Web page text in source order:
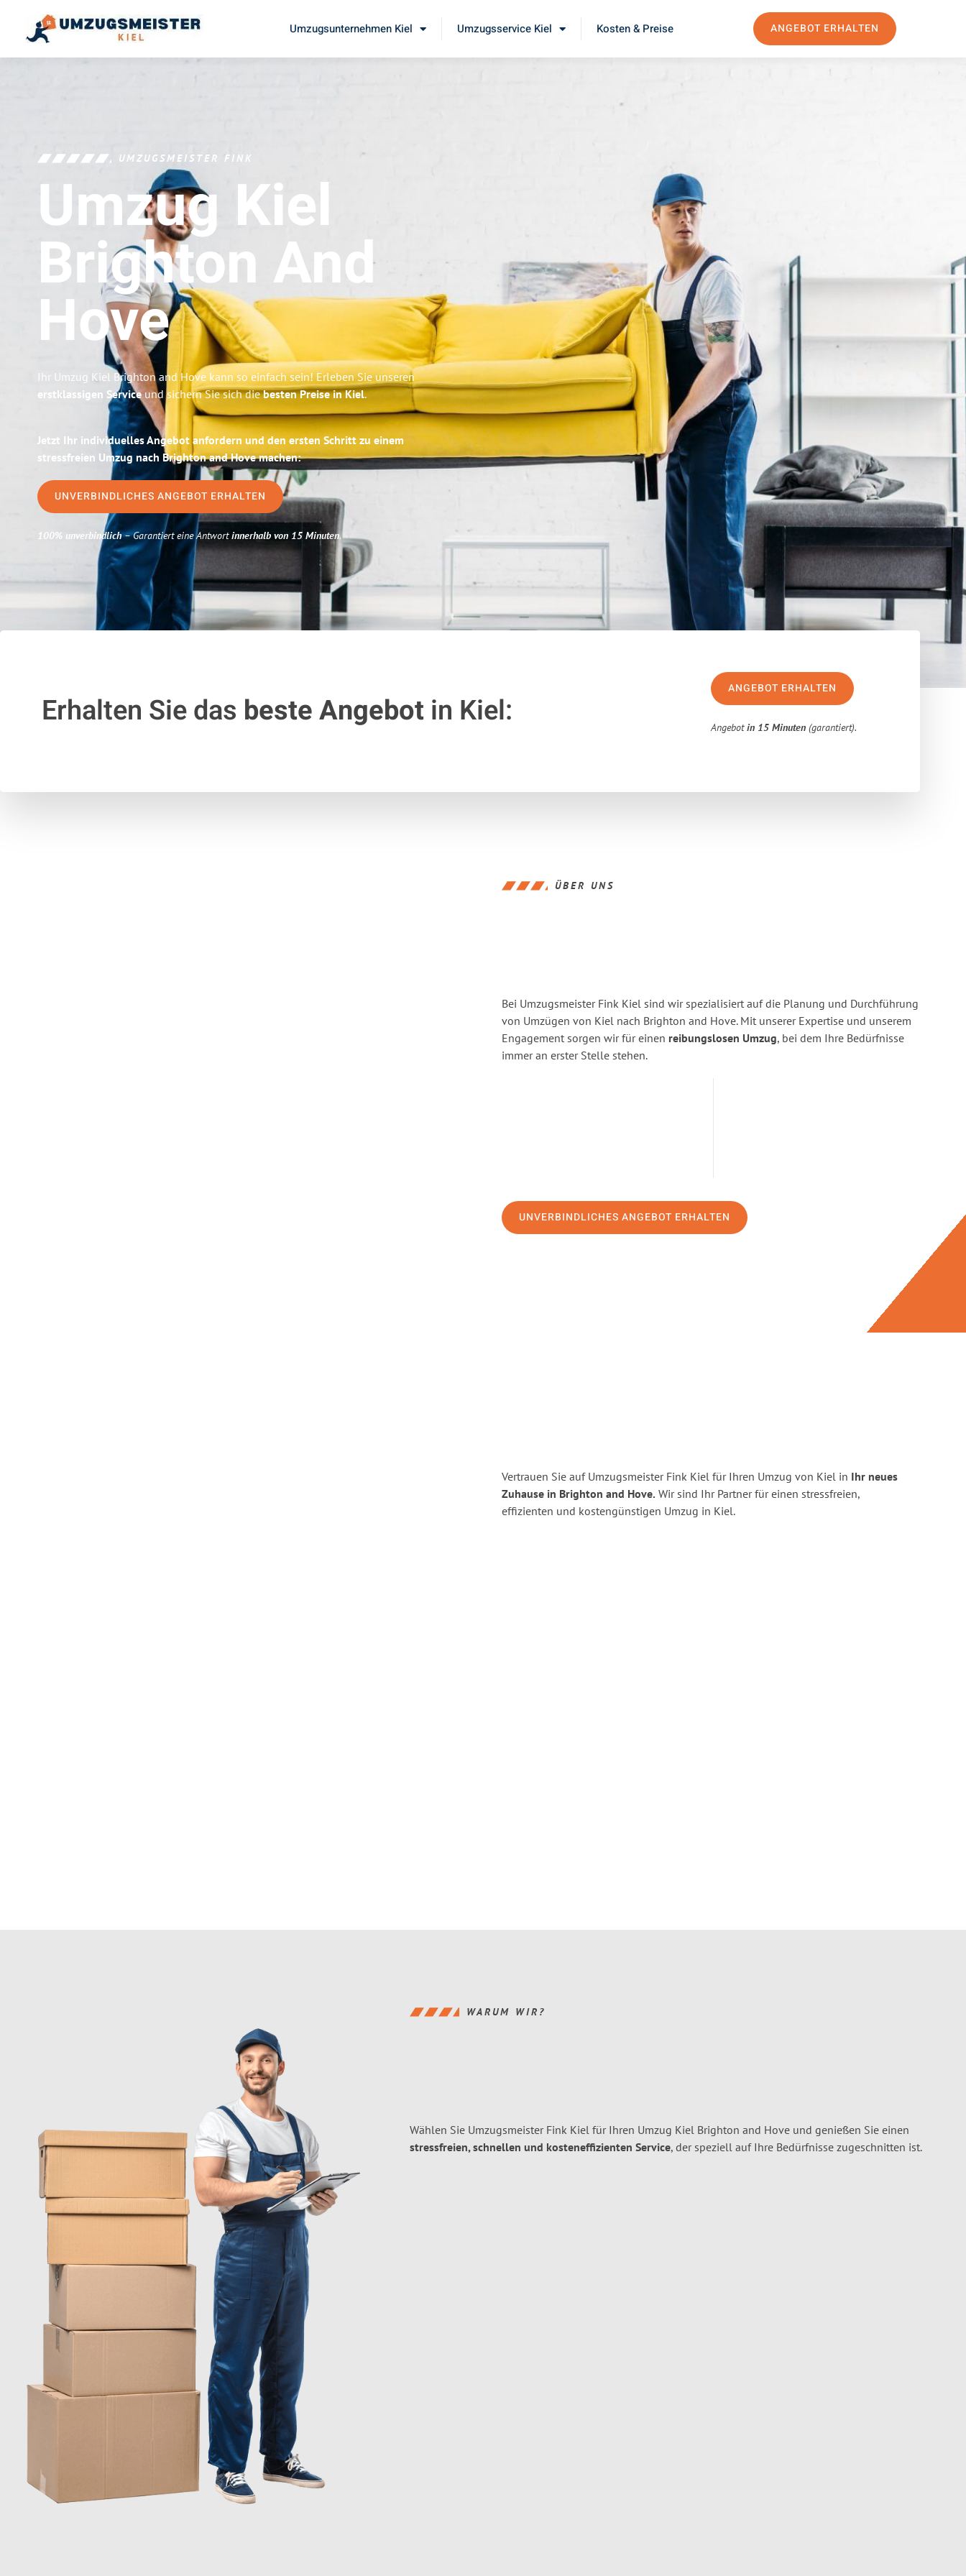
Umzugsunternehmen Kiel Umzugsservice Kiel Kosten & Preise ANGEBOT ERHALTEN
UMZUGSMEISTER FINK
Umzug Kiel
Brighton And
Hove
Ihr Umzug Kiel Brighton and Hove kann so einfach sein! Erleben Sie unseren
erstklassigen Serviceund sichern Sie sich diebesten Preise in Kiel.
Jetzt Ihr individuelles Angebot anfordern und den ersten Schritt zu einem
stressfreien Umzug nach Brighton and Hove machen:
UNVERBINDLICHES ANGEBOT ERHALTEN
100% unverbindlich– Garantiert eine Antwortinnerhalb von 15 Minuten.
Erhalten Sie das beste Angebotin Kiel:
ANGEBOT ERHALTEN
Angebotin 15 Minuten (garantiert).
ÜBER UNS
Bei Umzugsmeister Fink Kiel sind wir spezialisiert auf die Planung und Durchführung
von Umzügen von Kiel nach Brighton and Hove. Mit unserer Expertise und unserem
Engagement sorgen wir für einen reibungslosen Umzug, bei dem Ihre Bedürfnisse
immer an erster Stelle stehen.
UNVERBINDLICHES ANGEBOT ERHALTEN
Vertrauen Sie auf Umzugsmeister Fink Kiel für Ihren Umzug von Kiel in Ihr neues
Zuhause in Brighton and Hove. Wir sind Ihr Partner für einen stressfreien,
effizienten und kostengünstigen Umzug in Kiel.
WARUM WIR?
Wählen Sie Umzugsmeister Fink Kiel für Ihren Umzug Kiel Brighton and Hove und genießen Sie einen
stressfreien, schnellen und kosteneffizienten Service, der speziell auf Ihre Bedürfnisse zugeschnitten ist.